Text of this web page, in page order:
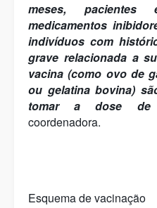
meses, pacientes
medicamentos
indivíduos com
grave relacionada a
vacina (como ovo de
ou gelatina bovina)
tomar a dose de
coordenadora.
Esquema de vacinação